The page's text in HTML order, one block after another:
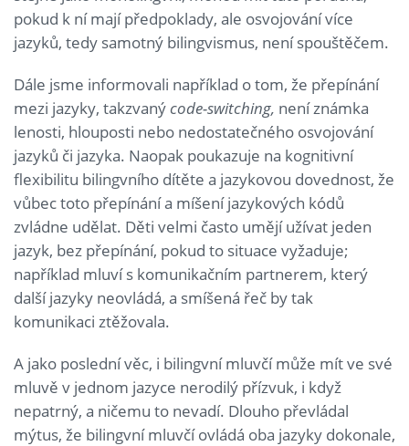
pokud k ní mají předpoklady, ale osvojování více
jazyků, tedy samotný bilingvismus, není spouštěčem.
Dále jsme informovali například o tom, že přepínání
mezi jazyky, takzvanýcode-switching, není známka
lenosti, hlouposti nebo nedostatečného osvojování
jazyků či jazyka. Naopak poukazuje na kognitivní
flexibilitu bilingvního dítěte a jazykovou dovednost, že
vůbec toto přepínání a míšení jazykových kódů
zvládne udělat. Děti velmi často umějí užívat jeden
jazyk, bez přepínání, pokud to situace vyžaduje;
například mluví s komunikačním partnerem, který
další jazyky neovládá, a smíšená řeč by tak
komunikaci ztěžovala.
A jako poslední věc, i bilingvní mluvčí může mít ve své
mluvě v jednom jazyce nerodilý přízvuk, i když
nepatrný, a ničemu to nevadí. Dlouho převládal
mýtus, že bilingvní mluvčí ovládá oba jazyky dokonale,